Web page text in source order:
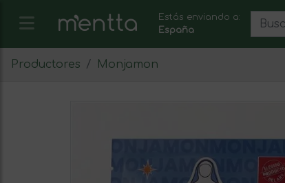
Estás enviando a:
España
Productores Monjamon